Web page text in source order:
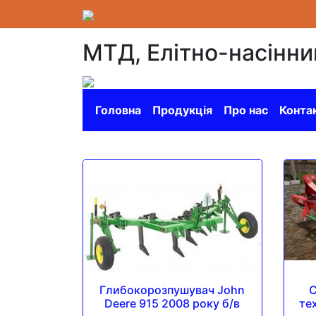
МТД, Елітно-
Головна Продукція Про нас
Глибокорозпушувач John
Deere 915 2008 року б/в